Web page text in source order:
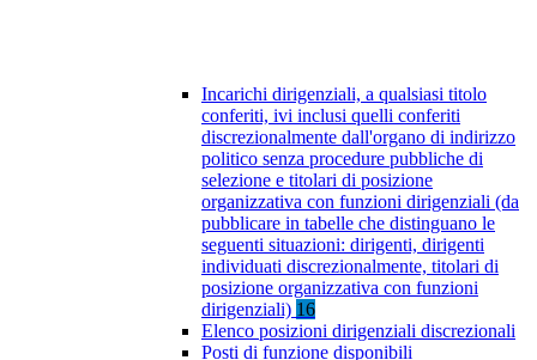
Incarichi dirigenziali, a qualsiasi titolo
conferiti, ivi inclusi quelli conferiti
discrezionalmente dall'organo di indirizzo
politico senza procedure pubbliche di
selezione e titolari di posizione
organizzativa con funzioni dirigenziali (da
pubblicare in tabelle che distinguano le
seguenti situazioni: dirigenti, dirigenti
individuati discrezionalmente, titolari di
posizione organizzativa con funzioni
dirigenziali) 16
Elenco posizioni dirigenziali discrezionali
Posti di funzione disponibili